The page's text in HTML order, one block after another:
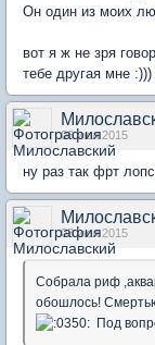
Он один из моих
вот я ж не зря
тебе другая мне :)))
06 июл 2015
ну раз так фрт
08 июл 2015
Собрала риф
обошлось!
Под